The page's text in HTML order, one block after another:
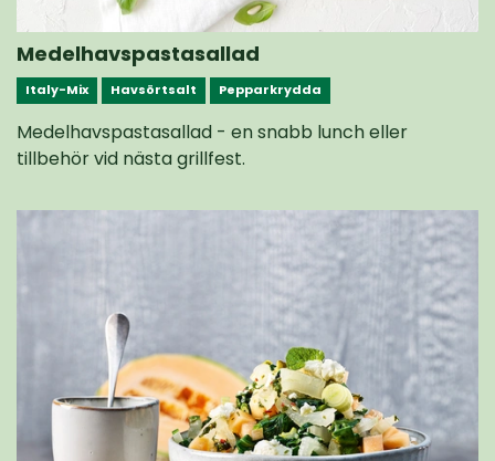
Medelhavspastasallad
Italy-Mix Havsörtsalt Pepparkrydda
Medelhavspastasallad - en snabb lunch eller
tillbehör vid nästa grillfest.